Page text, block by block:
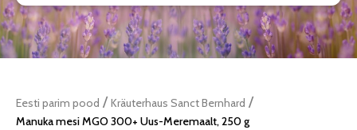
Eesti parim pood / Kräuterhaus Sanct Bernhard /
Manuka mesi MGO 300+ Uus-Meremaalt, 250 g